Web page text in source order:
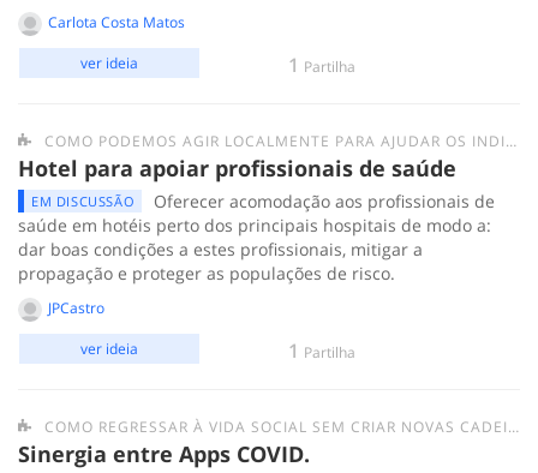
Carlota Costa Matos
1 Partilha
ver ideia
COMO PODEMOS AGIR LOCALMENTE PARA AJUDAR OS INDIVÍDUOS/GRUPOS MAIS FRÁGEIS E AS PESSOAS EM SITUAÇÃO DE SEM-ABRIGO?
Hotel para apoiar profissionais de saúde
EM DISCUSSÃO
Oferecer acomodação aos profissionais de
saúde em hotéis perto dos principais hospitais de modo a:
dar boas condições a estes profissionais, mitigar a
propagação e proteger as populações de risco.
JPCastro
1 Partilha
ver ideia
COMO REGRESSAR À VIDA SOCIAL SEM CRIAR NOVAS CADEIAS DE TRANSMISSÃO DO COVID-19?
Sinergia entre Apps COVID.